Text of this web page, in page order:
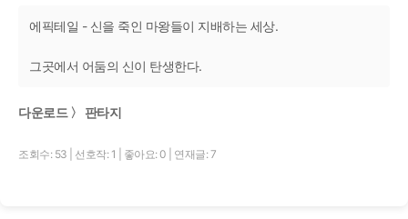
에픽테일 - 신을 죽인 마왕들이 지배하는 세상.
그곳에서 어둠의 신이 탄생한다.
다운로드 〉 판타지
조회수: 53 선호작: 1 좋아요: 0 연재글: 7